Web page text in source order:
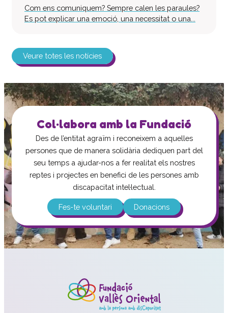
Com ens comuniquem? Sempre calen les paraules?
Es pot explicar una emoció, una necessitat o una...
Veure totes les notícies
Col·labora amb la Fundació
Des de l’entitat agraïm i reconeixem a aquelles
persones que de manera solidària dediquen part del
seu temps a ajudar-nos a fer realitat els nostres
reptes i projectes en benefici de les persones amb
discapacitat intel·lectual.
Fes-te voluntari Donacions